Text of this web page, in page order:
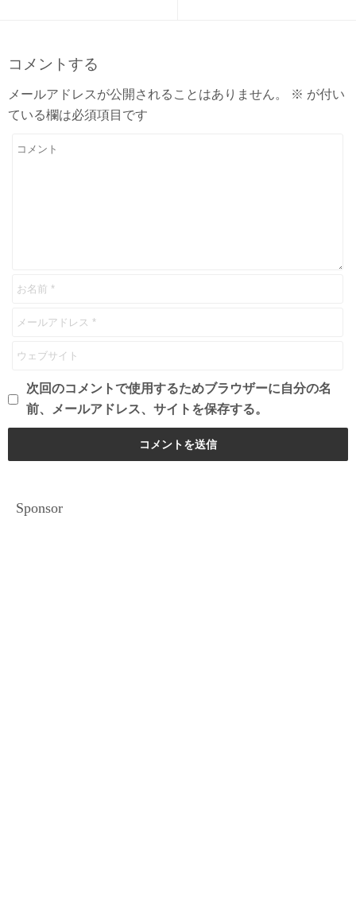
コメントする
メールアドレスが公開されることはありません。 ※ が付い
ている欄は必須項目です
次回のコメントで使用するためブラウザーに自分の名
前、メールアドレス、サイトを保存する。
Sponsor